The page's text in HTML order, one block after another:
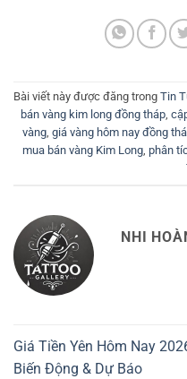
Bài viết này được đăng trong Tin
bán vàng kim long đồng tháp,
vàng, giá vàng hôm nay đồng
mua bán vàng Kim Long, phân
NHI
Giá Tiền Yên Hôm Nay
Biến Động & Dự Báo